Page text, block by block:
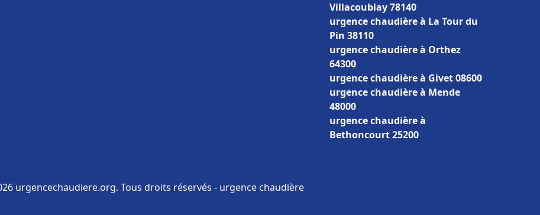
Villacoublay 78140
urgence chaudière à La Tour du
Pin 38110
urgence chaudière à Orthez
64300
urgence chaudière à Givet 08600
urgence chaudière à Mende
48000
urgence chaudière à
Bethoncourt 25200
urgencechaudiere.org. Tous droits réservés - urgence chaudière